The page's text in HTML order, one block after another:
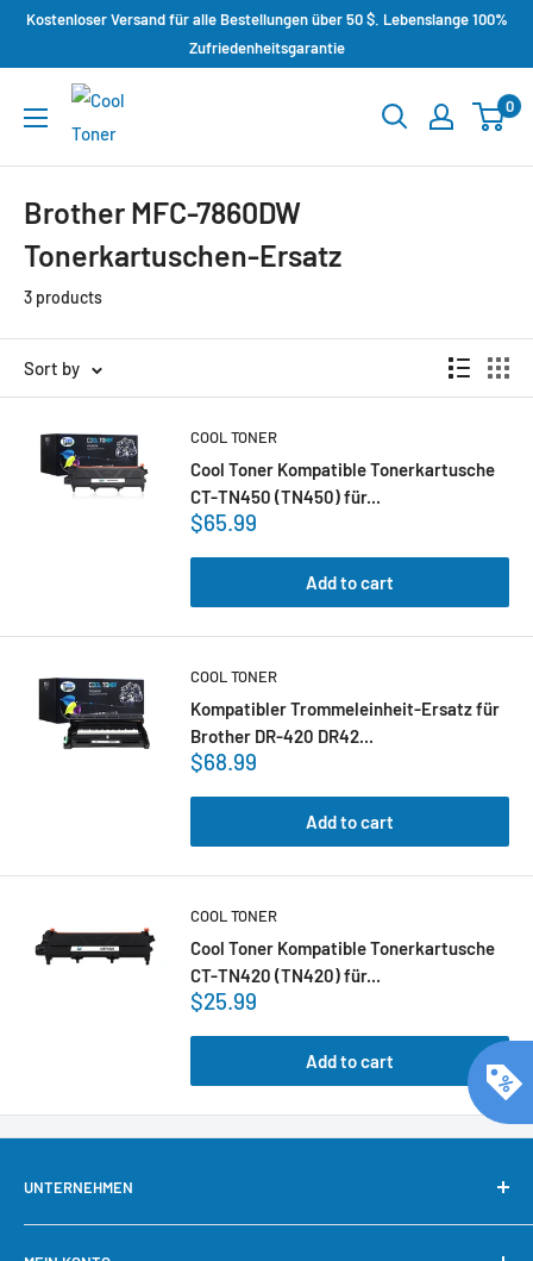
Kostenloser Versand für alle Bestellungen über 50 $. Lebenslange 100%
Zufriedenheitsgarantie
0
Brother MFC-7860DW
Tonerkartuschen-Ersatz
3 products
Sort by
COOL TONER
Cool Toner Kompatible Tonerkartusche
CT-TN450 (TN450) für...
$65.99
Add to cart
COOL TONER
Kompatibler Trommeleinheit-Ersatz für
Brother DR-420 DR42...
$68.99
Add to cart
COOL TONER
Cool Toner Kompatible Tonerkartusche
CT-TN420 (TN420) für...
$25.99
Add to cart
UNTERNEHMEN
Über uns